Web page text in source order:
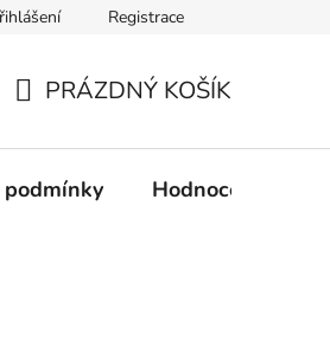
Ochrana osobních údajů
Registrace
KOŠÍK
PRÁZDNÝ KOŠÍK
Hodnocení